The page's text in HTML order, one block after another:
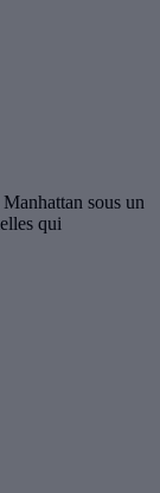
sous un
qui